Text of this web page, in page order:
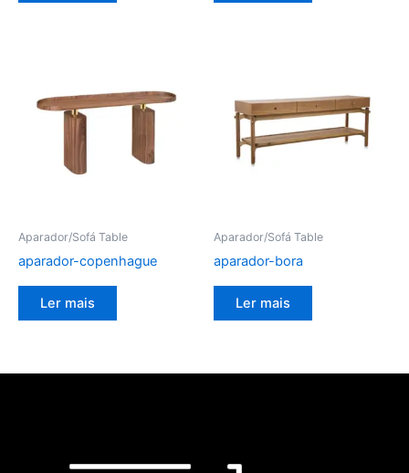
Aparador/Sofá Table
aparador-copenhague
Ler mais
Aparador/Sofá Table
aparador-bora
Ler mais